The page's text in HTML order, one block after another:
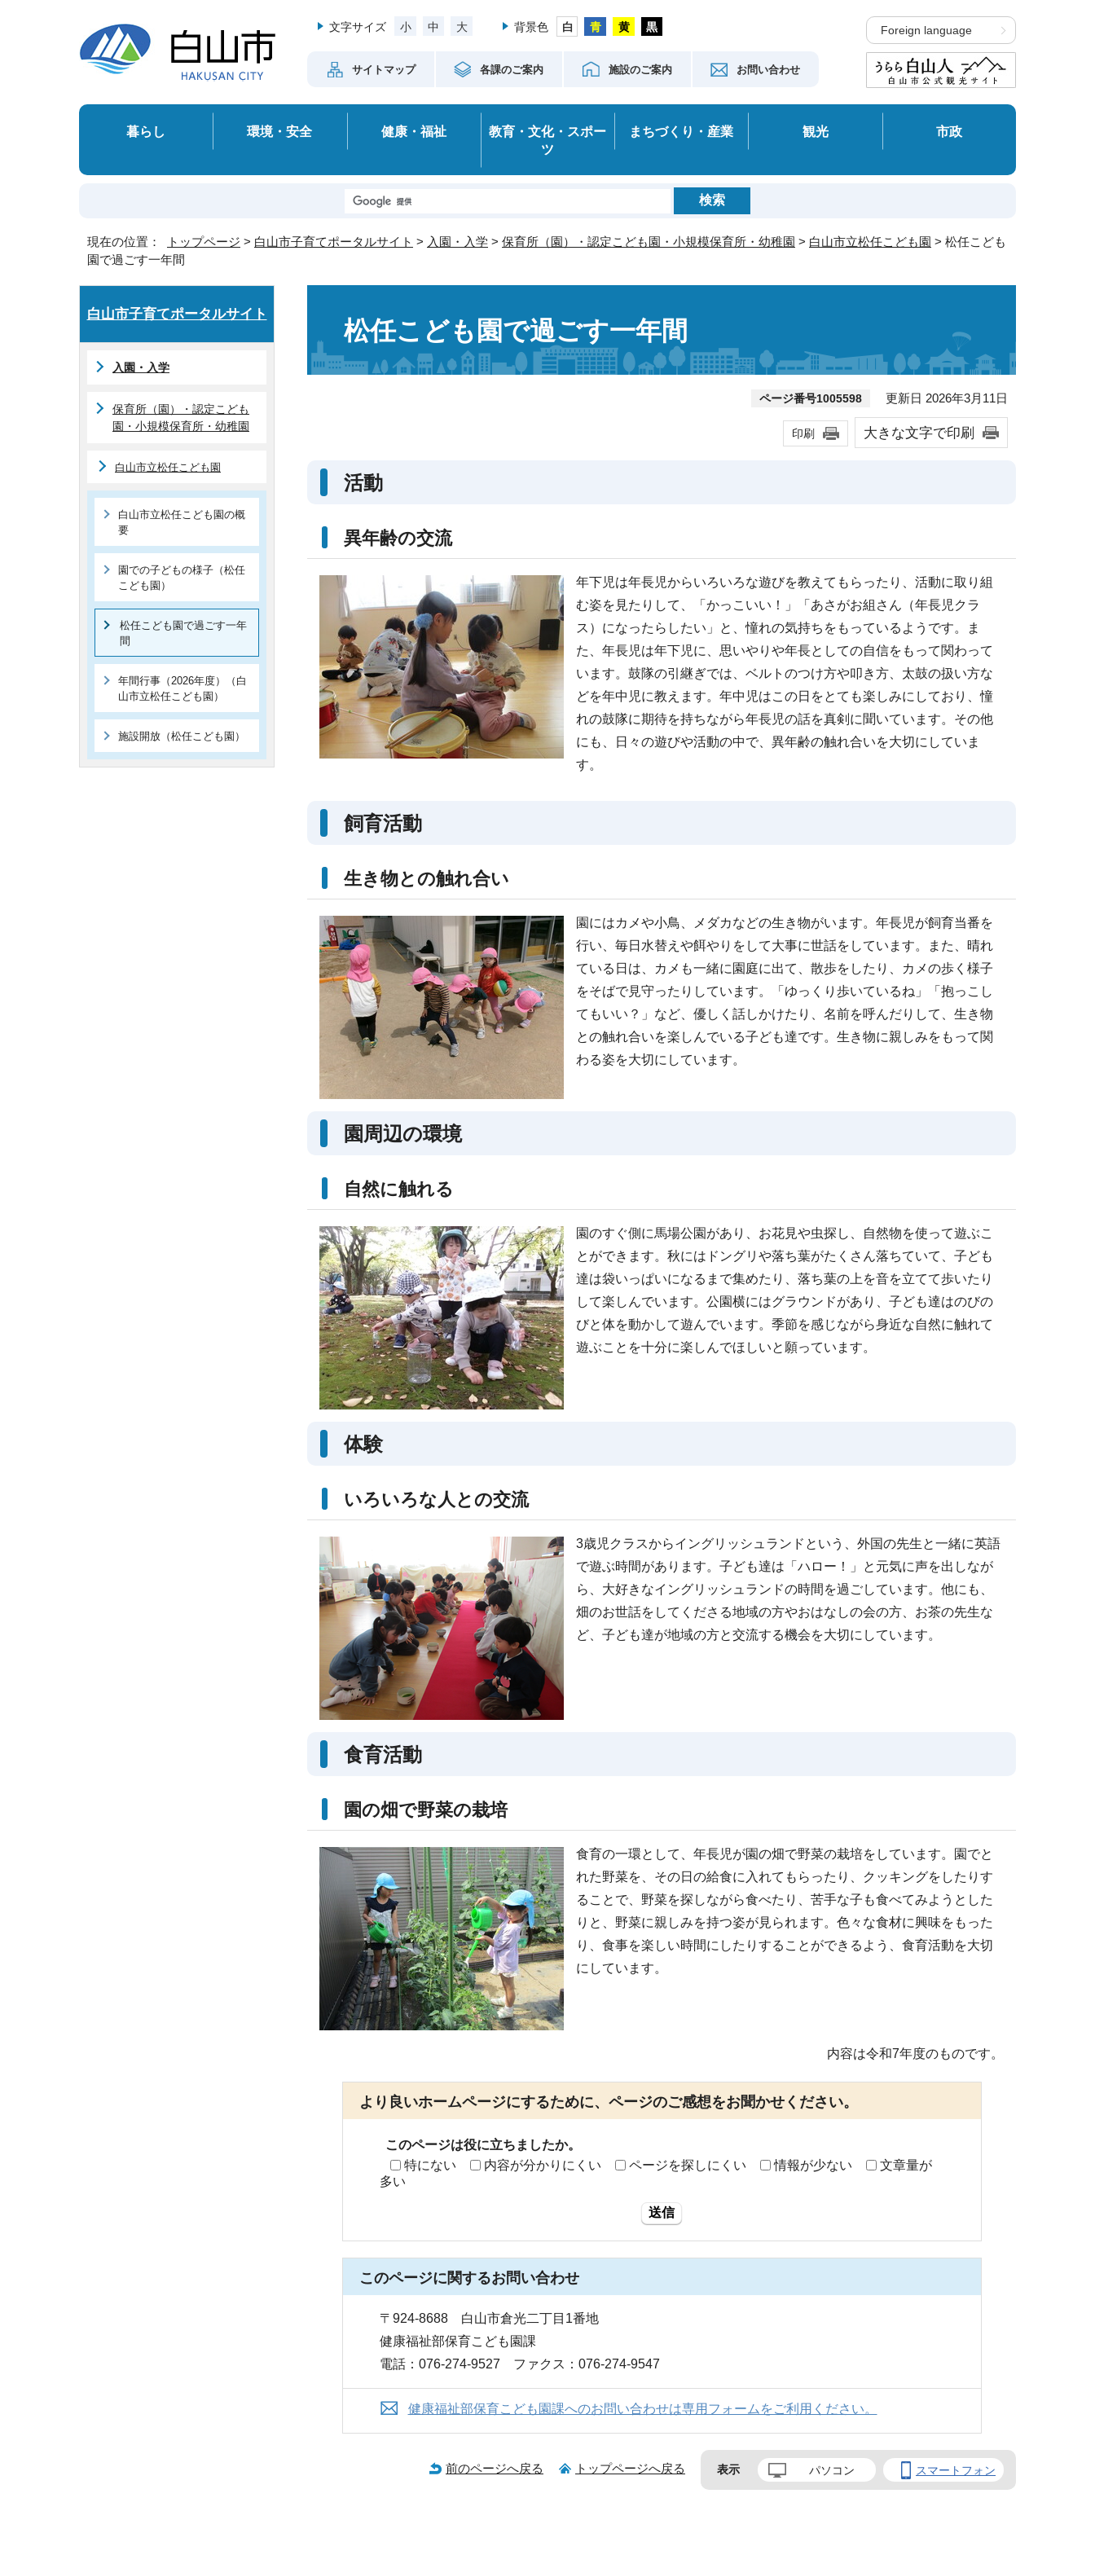
文字サイズ 小 中 大 背景色
サイトマップ 各課のご案内 施設のご案内 お問い合わせ
Foreign language
暮らし 環境・安全 健康・福祉
教育・文化・スポー
ツ
まちづくり・産業 観光 市政
現在の位置： トップページ > 白山市子育てポータルサイト > 入園・入学 > 保育所（園）・認定こども園・小規模保育所・幼稚園 > 白山市立松任こども園 > 松任こども
園で過ごす一年間
松任こども園で過ごす一年間
ページ番号1005598 更新日 2026年3月11日
印刷 大きな文字で印刷
活動
異年齢の交流
年下児は年長児からいろいろな遊びを教えてもらったり、活動に取り組
む姿を見たりして、「かっこいい！」「あさがお組さん（年長児クラ
ス）になったらしたい」と、憧れの気持ちをもっているようです。ま
た、年長児は年下児に、思いやりや年長としての自信をもって関わって
います。鼓隊の引継ぎでは、ベルトのつけ方や叩き方、太鼓の扱い方な
どを年中児に教えます。年中児はこの日をとても楽しみにしており、憧
れの鼓隊に期待を持ちながら年長児の話を真剣に聞いています。その他
にも、日々の遊びや活動の中で、異年齢の触れ合いを大切にしていま
す。
飼育活動
生き物との触れ合い
園にはカメや小鳥、メダカなどの生き物がいます。年長児が飼育当番を
行い、毎日水替えや餌やりをして大事に世話をしています。また、晴れ
ている日は、カメも一緒に園庭に出て、散歩をしたり、カメの歩く様子
をそばで見守ったりしています。「ゆっくり歩いているね」「抱っこし
てもいい？」など、優しく話しかけたり、名前を呼んだりして、生き物
との触れ合いを楽しんでいる子ども達です。生き物に親しみをもって関
わる姿を大切にしています。
園周辺の環境
自然に触れる
園のすぐ側に馬場公園があり、お花見や虫探し、自然物を使って遊ぶこ
とができます。秋にはドングリや落ち葉がたくさん落ちていて、子ども
達は袋いっぱいになるまで集めたり、落ち葉の上を音を立てて歩いたり
して楽しんでいます。公園横にはグラウンドがあり、子ども達はのびの
びと体を動かして遊んでいます。季節を感じながら身近な自然に触れて
遊ぶことを十分に楽しんでほしいと願っています。
体験
いろいろな人との交流
3歳児クラスからイングリッシュランドという、外国の先生と一緒に英語
で遊ぶ時間があります。子ども達は「ハロー！」と元気に声を出しなが
ら、大好きなイングリッシュランドの時間を過ごしています。他にも、
畑のお世話をしてくださる地域の方やおはなしの会の方、お茶の先生な
ど、子ども達が地域の方と交流する機会を大切にしています。
食育活動
園の畑で野菜の栽培
食育の一環として、年長児が園の畑で野菜の栽培をしています。園でと
れた野菜を、その日の給食に入れてもらったり、クッキングをしたりす
ることで、野菜を探しながら食べたり、苦手な子も食べてみようとした
りと、野菜に親しみを持つ姿が見られます。色々な食材に興味をもった
り、食事を楽しい時間にしたりすることができるよう、食育活動を大切
にしています。
内容は令和7年度のものです。
より良いホームページにするために、ページのご感想をお聞かせください。
このページは役に立ちましたか。
特にない
内容が分かりにくい ページを探しにくい 情報が少ない
文章量が
多い
送信
このページに関するお問い合わせ
〒924-8688 白山市倉光二丁目1番地
健康福祉部保育こども園課
電話：076-274-9527 ファクス：076-274-9547
健康福祉部保育こども園課へのお問い合わせは専用フォームをご利用ください。
白山市子育てポータルサイト
入園・入学
保育所（園）・認定こども
園・小規模保育所・幼稚園
白山市立松任こども園
白山市立松任こども園の概
要
園での子どもの様子（松任
こども園）
松任こども園で過ごす一年
間
年間行事（2026年度）（白
山市立松任こども園）
施設開放（松任こども園）
前のページへ戻る トップページへ戻る 表示 パソコン スマートフォン